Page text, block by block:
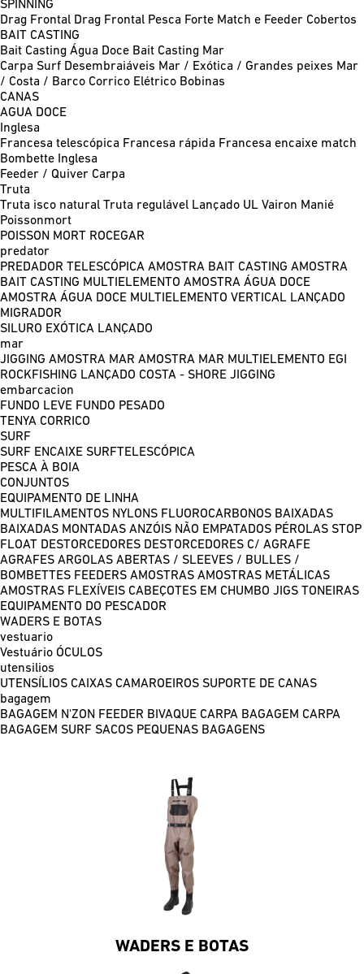
SPINNING
Drag Frontal Drag Frontal Pesca Forte Match e Feeder Cobertos
BAIT CASTING
Bait Casting Água Doce Bait Casting Mar
Carpa Surf Desembraiáveis Mar / Exótica / Grandes peixes Mar
/ Costa / Barco Corrico Elétrico Bobinas
CANAS
AGUA DOCE
Inglesa
Francesa telescópica Francesa rápida Francesa encaixe match
Bombette Inglesa
Feeder / Quiver Carpa
Truta
Truta isco natural Truta regulável Lançado UL Vairon Manié
Poissonmort
POISSON MORT ROCEGAR
predator
PREDADOR TELESCÓPICA AMOSTRA BAIT CASTING AMOSTRA
BAIT CASTING MULTIELEMENTO AMOSTRA ÁGUA DOCE
AMOSTRA ÁGUA DOCE MULTIELEMENTO VERTICAL LANÇADO
MIGRADOR
SILURO EXÓTICA LANÇADO
mar
JIGGING AMOSTRA MAR AMOSTRA MAR MULTIELEMENTO EGI
ROCKFISHING LANÇADO COSTA - SHORE JIGGING
embarcacion
FUNDO LEVE FUNDO PESADO
TENYA CORRICO
SURF
SURF ENCAIXE SURFTELESCÓPICA
PESCA À BOIA
CONJUNTOS
EQUIPAMENTO DE LINHA
MULTIFILAMENTOS NYLONS FLUOROCARBONOS BAIXADAS
BAIXADAS MONTADAS ANZÓIS NÃO EMPATADOS PÉROLAS STOP
FLOAT DESTORCEDORES DESTORCEDORES C/ AGRAFE
AGRAFES ARGOLAS ABERTAS / SLEEVES / BULLES /
BOMBETTES FEEDERS AMOSTRAS AMOSTRAS METÁLICAS
AMOSTRAS FLEXÍVEIS CABEÇOTES EM CHUMBO JIGS TONEIRAS
EQUIPAMENTO DO PESCADOR
WADERS E BOTAS
vestuario
Vestuário ÓCULOS
utensilios
UTENSÍLIOS CAIXAS CAMAROEIROS SUPORTE DE CANAS
bagagem
BAGAGEM N'ZON FEEDER BIVAQUE CARPA BAGAGEM CARPA
BAGAGEM SURF SACOS PEQUENAS BAGAGENS
WADERS E BOTAS